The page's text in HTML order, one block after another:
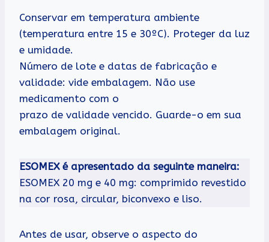
Conservar em temperatura ambiente
(temperatura entre 15 e 30ºC). Proteger da luz
e umidade.
Número de lote e datas de fabricação e
validade: vide embalagem. Não use
medicamento com o
prazo de validade vencido. Guarde-o em sua
embalagem original.
ESOMEX é apresentado da seguinte maneira:
ESOMEX 20 mg e 40 mg: comprimido revestido
na cor rosa, circular, biconvexo e liso.
Antes de usar, observe o aspecto do